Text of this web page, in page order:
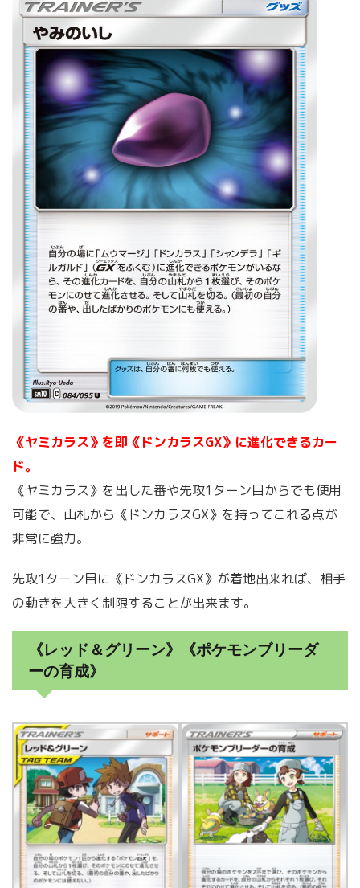
《ヤミカラス》を即《ドンカラスGX》に進化できるカー
ド。
《ヤミカラス》を出した番や先攻1ターン目からでも使用
可能で、山札から《ドンカラスGX》を持ってこれる点が
非常に強力。
先攻1ターン目に《ドンカラスGX》が着地出来れば、相手
の動きを大きく制限することが出来ます。
《レッド＆グリーン》《ポケモンブリーダ
ーの育成》